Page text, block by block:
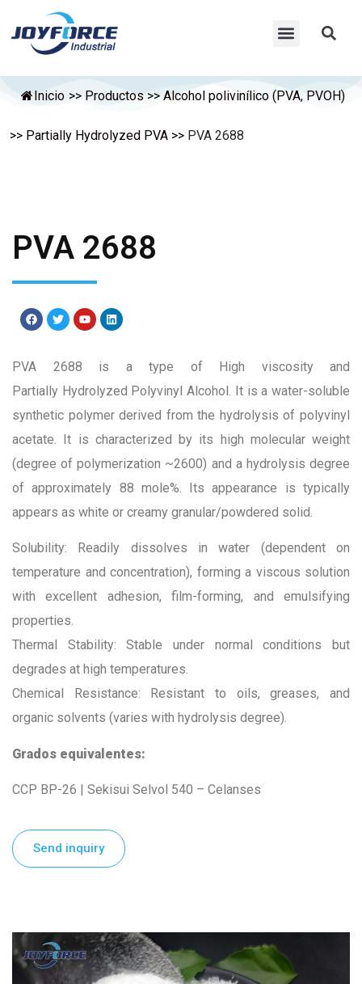
Inicio >> Productos >> Alcohol polivinílico (PVA, PVOH)
>> Partially Hydrolyzed PVA >> PVA 2688
PVA 2688
PVA 2688 is a type of High viscosity and
Partially Hydrolyzed Polyvinyl Alcohol. It is a water-soluble
synthetic polymer derived from the hydrolysis of polyvinyl
acetate. It is characterized by its high molecular weight
(degree of polymerization ~2600) and a hydrolysis degree
of approximately 88 mole%. Its appearance is typically
appears as white or creamy granular/powdered solid.
Solubility: Readily dissolves in water (dependent on
temperature and concentration), forming a viscous solution
with excellent adhesion, film-forming, and emulsifying
properties.
Thermal Stability: Stable under normal conditions but
degrades at high temperatures.
Chemical Resistance: Resistant to oils, greases, and
organic solvents (varies with hydrolysis degree).
Grados equivalentes:
CCP BP-26 | Sekisui Selvol 540 – Celanses
Send inquiry